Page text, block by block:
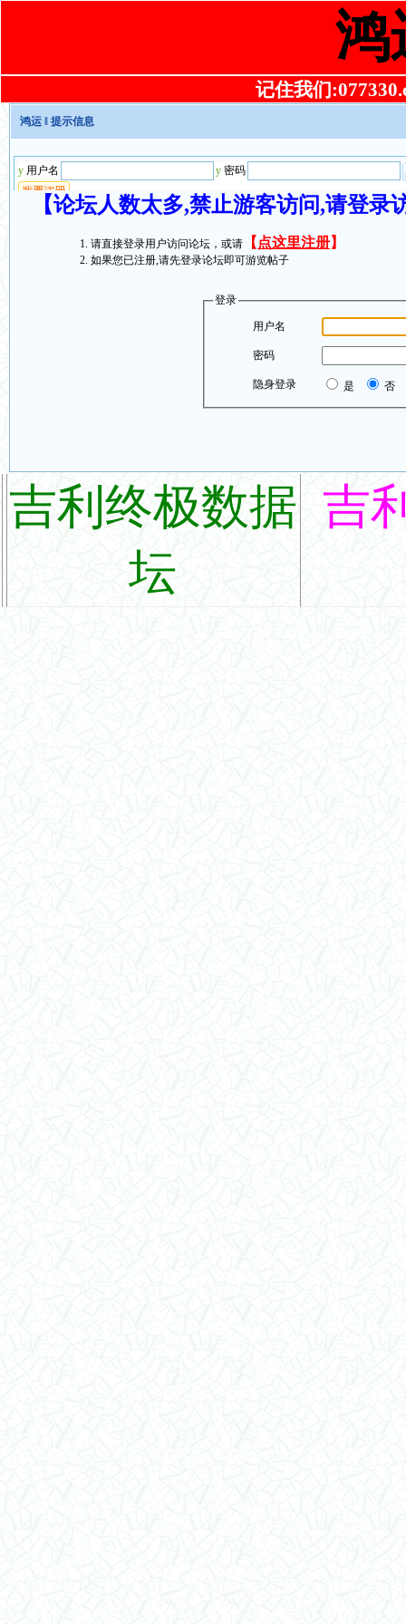
鸿
记住我们
鸿运 ‖ 提示信息
【论坛人数太多,禁止游客访问,请登
请直接登录用户访问论坛，或请 【 点这里注册】
如果您已注册,请先登录论坛即可游览帖子
登录
用户名
密码
隐身登录 是 否
吉利终极数据
坛
吉